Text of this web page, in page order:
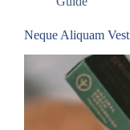
Neque Aliquam